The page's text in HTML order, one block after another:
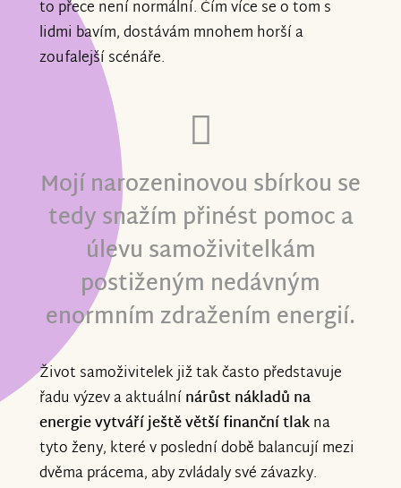
to přece není normální. Čím více se o tom s
lidmi bavím, dostávám mnohem horší a
zoufalejší scénáře.
Mojí narozeninovou sbírkou se
tedy snažím přinést pomoc a
úlevu samoživitelkám
postiženým nedávným
enormním zdražením energií.
Život samoživitelek již tak často představuje
řadu výzev a aktuálnínárůst nákladů na
energie vytváří ještě větší finanční tlakna
tyto ženy, které v poslední době balancují mezi
dvěma prácema, aby zvládaly své závazky.